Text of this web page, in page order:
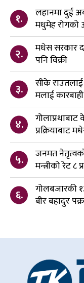
१.
लहानमा दुई
मधुमेह रोगको
२.
मधेस सरकार
पनि विक्री
३.
सीके
मलाई
४.
गोलाप्रथाबाट
प्रक्रियाबाट
५.
जनमत
मन्त्रीको रेट
६.
गोलबजारकी
बीर बहादुर